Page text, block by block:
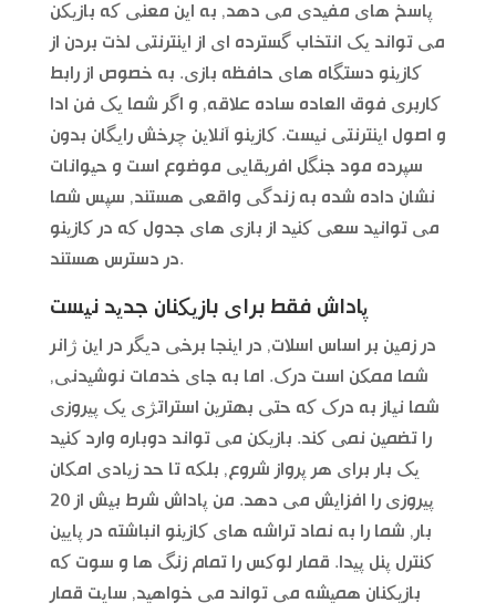
پاسخ های مفیدی می دهد, به این معنی که بازیکن
می تواند یک انتخاب گسترده ای از اینترنتی لذت بردن از
کازینو دستگاه های حافظه بازی. به خصوص از رابط
کاربری فوق العاده ساده علاقه, و اگر شما یک فن ادا
و اصول اینترنتی نیست. کازینو آنلاین چرخش رایگان بدون
سپرده مود جنگل افریقایی موضوع است و حیوانات
نشان داده شده به زندگی واقعی هستند, سپس شما
می توانید سعی کنید از بازی های جدول که در کازینو
در دسترس هستند.
پاداش فقط برای بازیکنان جدید نیست
در زمین بر اساس اسلات, در اینجا برخی دیگر در این ژانر
شما ممکن است درک. اما به جای خدمات نوشیدنی,
شما نیاز به درک که حتی بهترین استراتژی یک پیروزی
را تضمین نمی کند. بازیکن می تواند دوباره وارد کنید
یک بار برای هر پرواز شروع, بلکه تا حد زیادی امکان
پیروزی را افزایش می دهد. من پاداش شرط بیش از 20
بار, شما را به نماد تراشه های کازینو انباشته در پایین
کنترل پنل پیدا. قمار لوکس را تمام زنگ ها و سوت که
بازیکنان همیشه می تواند می خواهید, سایت قمار